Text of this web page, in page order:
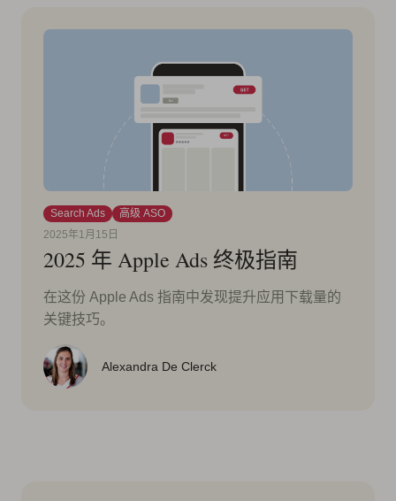
Search Ads
高级 ASO
2025年1月15日
2025 年 Apple Ads 终极指南
在这份 Apple Ads 指南中发现提升应用下载量的
关键技巧。
Alexandra De Clerck